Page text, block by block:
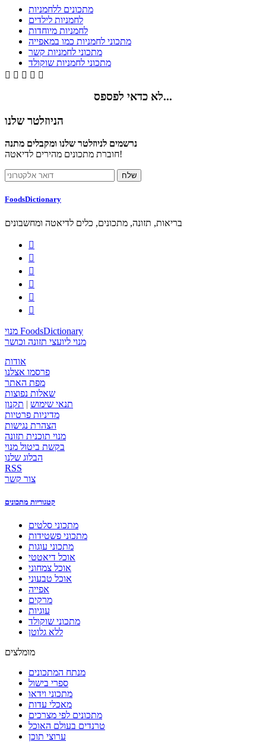
מתכונים ללחמניות
לחמניות לילדים
לחמניות מיוחדות
מתכוני לחמניות כמו במאפייה
מתכוני לחמניות קשר
מתכוני לחמניות שוקולד
    
לא כדאי לפספס...
הניוזלטר שלנו
נרשמים לניוזלטר שלנו ומקבלים מתנה
חוברת מתכונים מהירים לדיאטה!
FoodsDictionary
בריאות, תזונה, מתכונים, כלים לדיאטה ומחשבונים






מנוי FoodsDictionary
מנוי ליועצי תזונה וכושר
אודות
פרסמו אצלנו
מפת האתר
שאלות נפוצות
תנאי שימוש | תקנון
מדיניות פרטיות
הצהרת נגישות
מנוי תוכנית תזונה
בקשת ביטול מנוי
הבלוג שלנו
RSS
צור קשר
קטגוריות מתכונים
מתכוני סלטים
מתכוני פשטידות
מתכוני עוגות
אוכל דיאטטי
אוכל צמחוני
אוכל טבעוני
אפייה
מרקים
עוגיות
מתכוני שוקולד
ללא גלוטן
מומלצים
מנתח המתכונים
ספרי בישול
מתכוני וידאו
מאכלי עדות
מתכונים לפי מצרכים
טרנדים בעולם האוכל
ערוצי תוכן